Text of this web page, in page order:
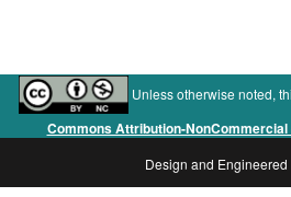
Unless otherwise noted,
Commons Attribution-
Design and Engineered